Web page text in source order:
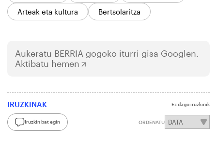
Arteak eta kultura
Bertsolaritza
Aukeratu BERRIA gogoko iturri gisa Googlen.
Aktibatu hemen
IRUZKINAK Ez dago iruzkinik
Iruzkin bat egin ORDENATU